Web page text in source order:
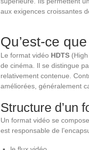
aux exigences croissantes
Qu’est-ce
Le format vidéo HDTS
de cinéma. Il se distingue
relativement contenue.
améliorées, généralement
Structure d’un
Un format vidéo se
est responsable de